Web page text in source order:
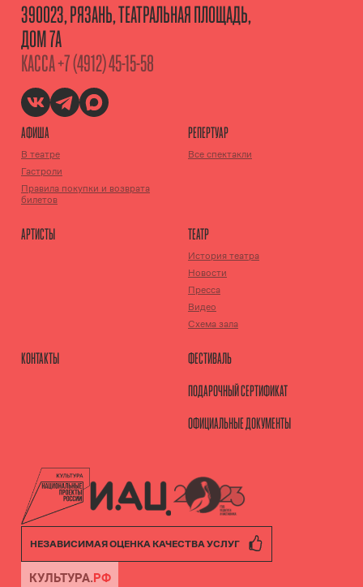
390023, РЯЗАНЬ, ТЕАТРАЛЬНАЯ ПЛОЩАДЬ,
ДОМ 7А
КАССА+7 (4912) 45-15-58
АФИША
В театре
Гастроли
Правила покупки и возврата
билетов
РЕПЕРТУАР
Все спектакли
АРТИСТЫ ТЕАТР
История театра
Новости
Пресса
Видео
Схема зала
КОНТАКТЫ
ФЕСТИВАЛЬ
ПОДАРОЧНЫЙ СЕРТИФИКАТ
ОФИЦИАЛЬНЫЕ ДОКУМЕНТЫ
НЕЗАВИСИМАЯ ОЦЕНКА КАЧЕСТВА УСЛУГ